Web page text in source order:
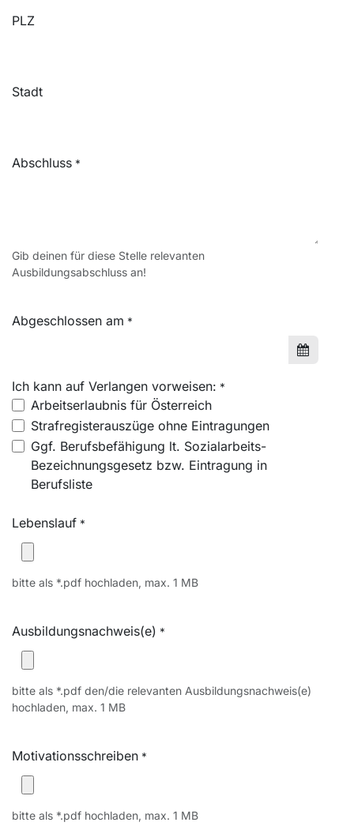
PLZ
Stadt
Abschluss *
Gib deinen für diese Stelle relevanten
Ausbildungsabschluss an!
Abgeschlossen am *
Ich kann auf Verlangen vorweisen: *
Arbeitserlaubnis für Österreich
Strafregisterauszüge ohne Eintragungen
Ggf. Berufsbefähigung lt. Sozialarbeits-
Bezeichnungsgesetz bzw. Eintragung in
Berufsliste
Lebenslauf *
bitte als *.pdf hochladen, max. 1 MB
Ausbildungsnachweis(e) *
bitte als *.pdf den/die relevanten Ausbildungsnachweis(e)
hochladen, max. 1 MB
Motivationsschreiben *
bitte als *.pdf hochladen, max. 1 MB